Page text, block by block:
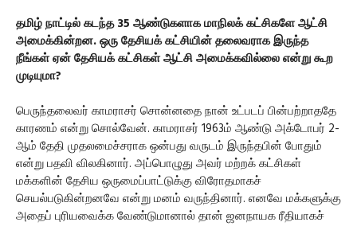
தமிழ் நாட்டில் கடந்த 35 ஆண்டுகளாக மாநிலக் கட்சிகளே ஆட்சி
அமைக்கின்றன. ஒரு தேசியக் கட்சியின் தலைவராக இருந்த
நீங்கள் ஏன் தேசியக் கட்சிகள் ஆட்சி அமைக்கவில்லை என்று கூற
முடியுமா?
பெருந்தலைவர் காமராசர் சொன்னதை நான் உட்படப் பின்பற்றாததே
காரணம் என்று சொல்வேன். காமராசர் 1963ம் ஆண்டு அக்டோபர் 2-
ஆம் தேதி முதலமைச்சராக ஒன்பது வருடம் இருந்தபின் போதும்
என்று பதவி விலகினார். அப்பொழுது அவர் மற்றக் கட்சிகள்
மக்களின் தேசிய ஒருமைப்பாட்டுக்கு விரோதமாகச்
செயல்படுகின்றனவே என்று மனம் வருந்தினார். எனவே மக்களுக்கு
அதைப் புரியவைக்க வேண்டுமானால் தான் ஜனநாயக ரீதியாகச்